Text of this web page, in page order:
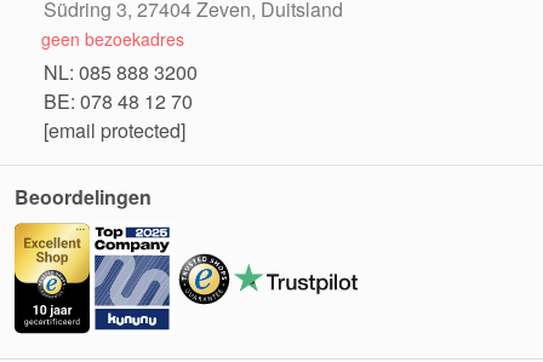
Südring 3, 27404 Zeven, Duitsland
geen bezoekadres
NL: 085 888 3200
BE: 078 48 12 70
[email protected]
Beoordelingen